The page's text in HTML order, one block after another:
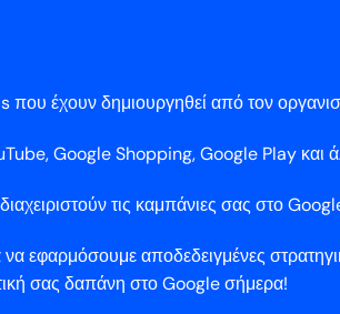
έχουν δημιουργηθεί από τον
Google Shopping, Google Play και
τις καμπάνιες σας στο
εφαρμόσουμε αποδεδειγμένες
σας δαπάνη στο Google σήμερα!